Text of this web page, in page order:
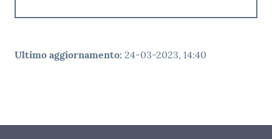
Ultimo aggiornamento: 24-03-2023, 14:40